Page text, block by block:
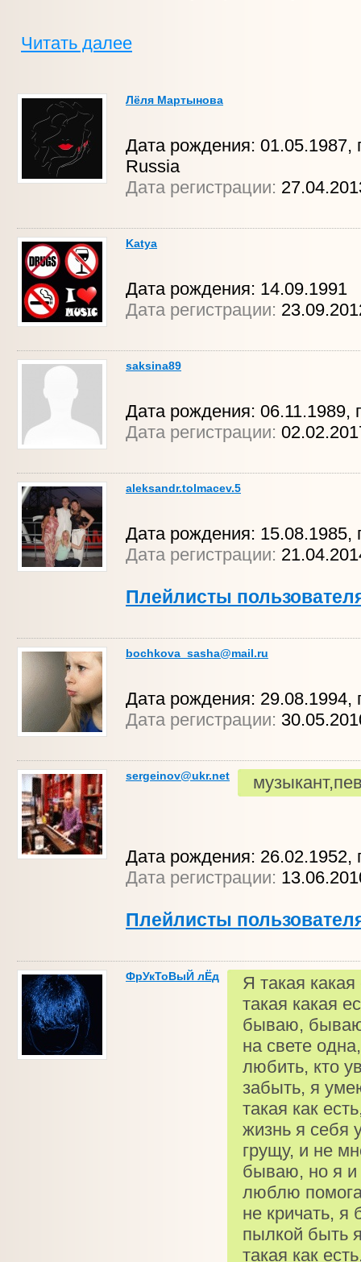
Читать далее
Лёля Мартынова
Дата рождения: 01.05.1987,
Russia
Дата регистрации:
Katya
Дата рождения: 14.09.1991
Дата регистрации:
saksina89
Дата рождения: 06.11.1989,
Дата регистрации:
aleksandr.tolmacev.5
Дата рождения: 15.08.1985,
Дата регистрации:
Плейлисты
bochkova_sasha@mail.ru
Дата рождения: 29.08.1994,
Дата регистрации:
sergeinov@ukr.net
Дата рождения: 26.02.1952,
Дата регистрации:
Плейлисты
ФрУкТоВыЙ лЁд
Я такая
такая какая
бываю,
на свете
любить, кто
забыть, я
такая как
жизнь я себя
грущу, и не
бываю, но я и
люблю
не кричать,
пылкой быть
такая как